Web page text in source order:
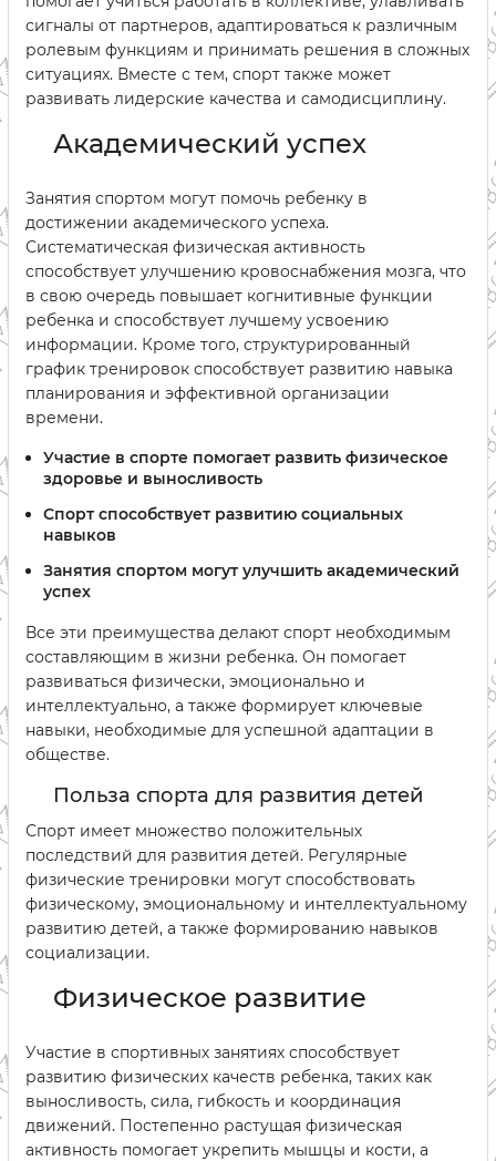
сигналы от партнеров, адаптироваться к различным
ролевым функциям и принимать решения в сложных
ситуациях. Вместе с тем, спорт также может
развивать лидерские качества и самодисциплину.
Академический успех
Занятия спортом могут помочь ребенку в
достижении академического успеха.
Систематическая физическая активность
способствует улучшению кровоснабжения мозга, что
в свою очередь повышает когнитивные функции
ребенка и способствует лучшему усвоению
информации. Кроме того, структурированный
график тренировок способствует развитию навыка
планирования и эффективной организации
времени.
Участие в спорте помогает развить физическое
здоровье и выносливость
Спорт способствует развитию социальных
навыков
Занятия спортом могут улучшить академический
успех
Все эти преимущества делают спорт необходимым
составляющим в жизни ребенка. Он помогает
развиваться физически, эмоционально и
интеллектуально, а также формирует ключевые
навыки, необходимые для успешной адаптации в
обществе.
Польза спорта для развития детей
Спорт имеет множество положительных
последствий для развития детей. Регулярные
физические тренировки могут способствовать
физическому, эмоциональному и интеллектуальному
развитию детей, а также формированию навыков
социализации.
Физическое развитие
Участие в спортивных занятиях способствует
развитию физических качеств ребенка, таких как
выносливость, сила, гибкость и координация
движений. Постепенно растущая физическая
активность помогает укрепить мышцы и кости, а